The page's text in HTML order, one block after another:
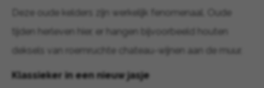
Deze oude kelders zijn werkelijk fenomenaal. Oude
tijden herleven hier, er hangen bijvoorbeeld houten
deksels van roemruchte chateau-wijnen aan de muur.
Klassieker in een nieuw jasje